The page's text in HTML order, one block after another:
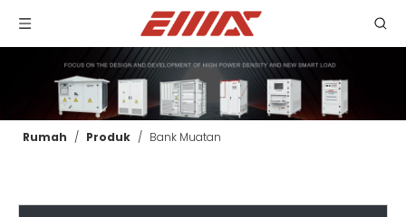
Rumah / Produk / Bank Muatan